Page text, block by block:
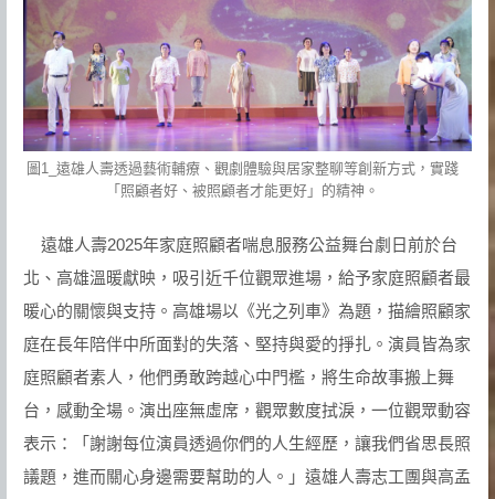
圖1_遠雄人壽透過藝術輔療、觀劇體驗與居家整聊等創新方式，實踐
「照顧者好、被照顧者才能更好」的精神。
遠雄人壽2025年家庭照顧者喘息服務公益舞台劇日前於台
北、高雄溫暖獻映，吸引近千位觀眾進場，給予家庭照顧者最
暖心的關懷與支持。高雄場以《光之列車》為題，描繪照顧家
庭在長年陪伴中所面對的失落、堅持與愛的掙扎。演員皆為家
庭照顧者素人，他們勇敢跨越心中門檻，將生命故事搬上舞
台，感動全場。演出座無虛席，觀眾數度拭淚，一位觀眾動容
表示：「謝謝每位演員透過你們的人生經歷，讓我們省思長照
議題，進而關心身邊需要幫助的人。」遠雄人壽志工團與高孟